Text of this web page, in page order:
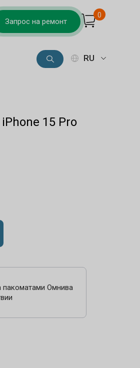
Запрос на ремонт
0
RU
15 Pro
пакоматами Омнива